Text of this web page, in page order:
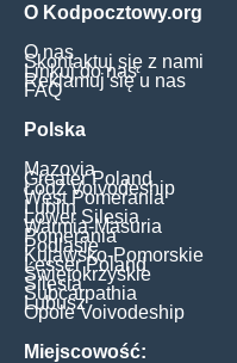
O Kodpocztowy.org
O nas
Skontaktuj się z nami
Linkuj do nas
Reklamuj się u nas
FAQ
Polska
Mazovia
Greater Poland
Łódź Voivodeship
West Pomerania
Lublin
Lower Silesia
Warmia-Masuria
Pomerania
Podlasie
Kujawsko-Pomorskie
Lesser Poland
Świętokrzyskie
Silesia
Subcarpathia
Lubusz
Opole Voivodeship
Miejscowość: